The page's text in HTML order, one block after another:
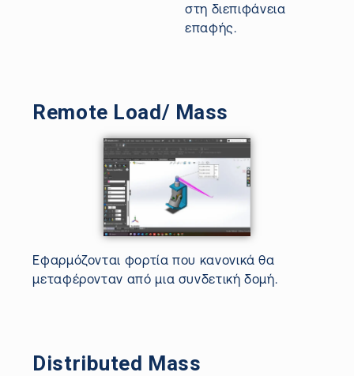
στη διεπιφάνεια
επαφής.
Remote Load/ Mass
Εφαρμόζονται φορτία που κανονικά θα
μεταφέρονταν από μια συνδετική δομή.
Distributed Mass